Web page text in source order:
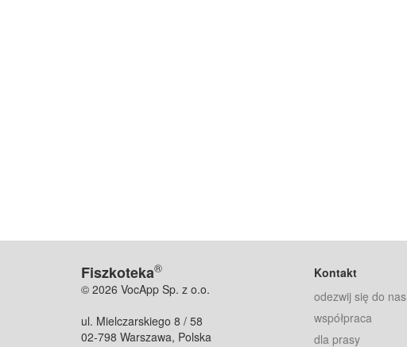
Fiszkoteka®
© 2026 VocApp Sp. z o.o.
ul. Mielczarskiego 8 / 58
02-798 Warszawa, Polska
Kontakt
odezwij się do nas
współpraca
dla prasy